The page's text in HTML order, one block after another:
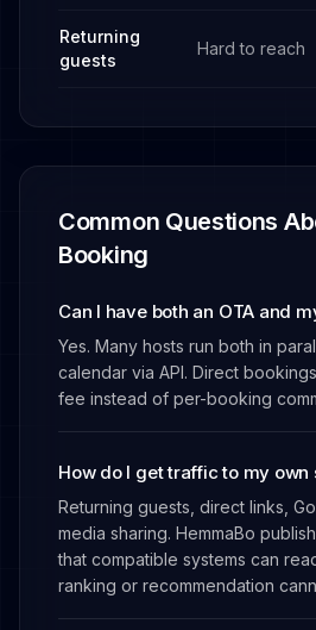
Returning
guests
Hard to reach
Common Questions
Booking
Can I have both an OTA and
Yes. Many hosts run both in
calendar via API. Direct
fee instead of per-booking
How do I get traffic to my own
Returning guests, direct links,
media sharing. HemmaBo
that compatible systems can
ranking or recommendation